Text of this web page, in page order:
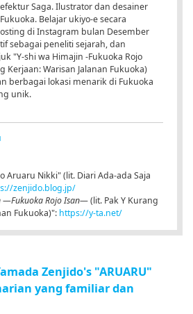
Saga. Ilustrator dan desainer
Belajar ukiyo-e secara
di Instagram bulan Desember
sebagai peneliti sejarah, dan
"Y-shi wa Himajin -Fukuoka Rojo
Kerjaan: Warisan Jalanan Fukuoka)
berbagai lokasi menarik di Fukuoka
unik.
Aruaru Nikki" (lit. Diari Ada-ada Saja
zenjido.blog.jp/
―Fukuoka Rojo Isan―(lit. Pak Y Kurang
Fukuoka)": https://y-ta.net/
Zenjido's "ARUARU"
yang familiar dan